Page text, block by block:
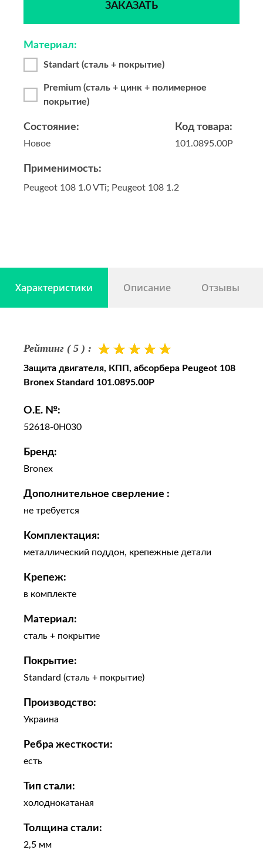
ЗАКАЗАТЬ
Код товара:
101.0895.00P
Состояние:
Новое
Материал:
Standart (сталь + покрытие)
Premium (сталь + цинк + полимерное
покрытие)
Применимость:
Peugeot 108 1.0 VTi; Peugeot 108 1.2
Характеристики Описание Отзывы
Рейтинг ( 5 ) :
Защита двигателя, КПП, абсорбера Peugeot 108
Bronex Standard 101.0895.00P
O.E. №:
52618-0H030
Бренд:
Bronex
Дополнительное сверление :
не требуется
Комплектация:
металлический поддон, крепежные детали
Крепеж:
в комплекте
Материал:
сталь + покрытие
Покрытие:
Standard (сталь + покрытие)
Производство:
Украина
Ребра жесткости:
есть
Тип стали:
холоднокатаная
Толщина стали:
2,5 мм